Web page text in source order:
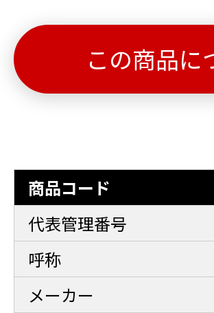
この商品に
商品コード
代表管理番号
呼称
メーカー